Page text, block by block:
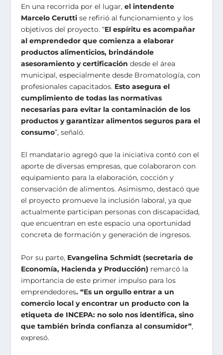
En una recorrida por el lugar, el intendente
Marcelo Cerutti se refirió al funcionamiento y los
objetivos del proyecto. “El espíritu es acompañar
al emprendedor que comienza a elaborar
productos alimenticios, brindándole
asesoramiento y certificacióndesde el área
municipal, especialmente desde Bromatología, con
profesionales capacitados. Esto asegura el
cumplimiento de todas las normativas
necesarias para evitar la contaminación de los
productos y garantizar alimentos seguros para el
consumo”, señaló.
El mandatario agregó que la iniciativa contó con el
aporte de diversas empresas, que colaboraron con
equipamiento para la elaboración, cocción y
conservación de alimentos. Asimismo, destacó que
el proyecto promueve la inclusión laboral, ya que
actualmente participan personas con discapacidad,
que encuentran en este espacio una oportunidad
concreta de formación y generación de ingresos.
Por su parte, Evangelina Schmidt (secretaria de
Economía, Hacienda y Producción) remarcó la
importancia de este primer impulso para los
emprendedores. “Es un orgullo entrar a un
comercio local y encontrar un producto con la
etiqueta de INCEPA: no solo nos identifica, sino
que también brinda confianza al consumidor”,
expresó.